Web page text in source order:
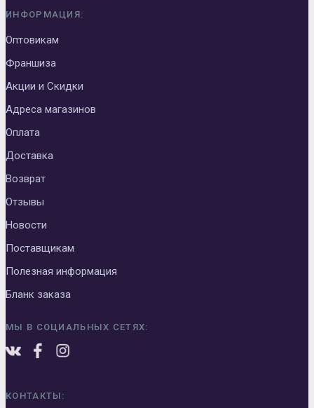
ИНФОРМАЦИЯ:
Оптовикам
Франшиза
Акции и Скидки
Адреса магазинов
Оплата
Доставка
Возврат
Отзывы
Новости
Поставщикам
Полезная информация
Бланк заказа
МЫ В СОЦИАЛЬНЫХ СЕТЯХ:
КОНТАКТЫ: